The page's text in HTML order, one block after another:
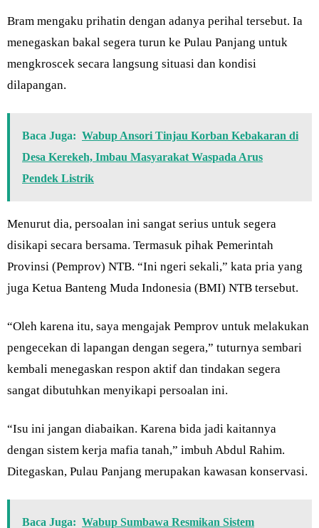
Bram mengaku prihatin dengan adanya perihal tersebut. Ia
menegaskan bakal segera turun ke Pulau Panjang untuk
mengkroscek secara langsung situasi dan kondisi
dilapangan.
Baca Juga: Wabup Ansori Tinjau Korban Kebakaran di
Desa Kerekeh, Imbau Masyarakat Waspada Arus
Pendek Listrik
Menurut dia, persoalan ini sangat serius untuk segera
disikapi secara bersama. Termasuk pihak Pemerintah
Provinsi (Pemprov) NTB. “Ini ngeri sekali,” kata pria yang
juga Ketua Banteng Muda Indonesia (BMI) NTB tersebut.
“Oleh karena itu, saya mengajak Pemprov untuk melakukan
pengecekan di lapangan dengan segera,” tuturnya sembari
kembali menegaskan respon aktif dan tindakan segera
sangat dibutuhkan menyikapi persoalan ini.
“Isu ini jangan diabaikan. Karena bida jadi kaitannya
dengan sistem kerja mafia tanah,” imbuh Abdul Rahim.
Ditegaskan, Pulau Panjang merupakan kawasan konservasi.
Baca Juga: Wabup Sumbawa Resmikan Sistem